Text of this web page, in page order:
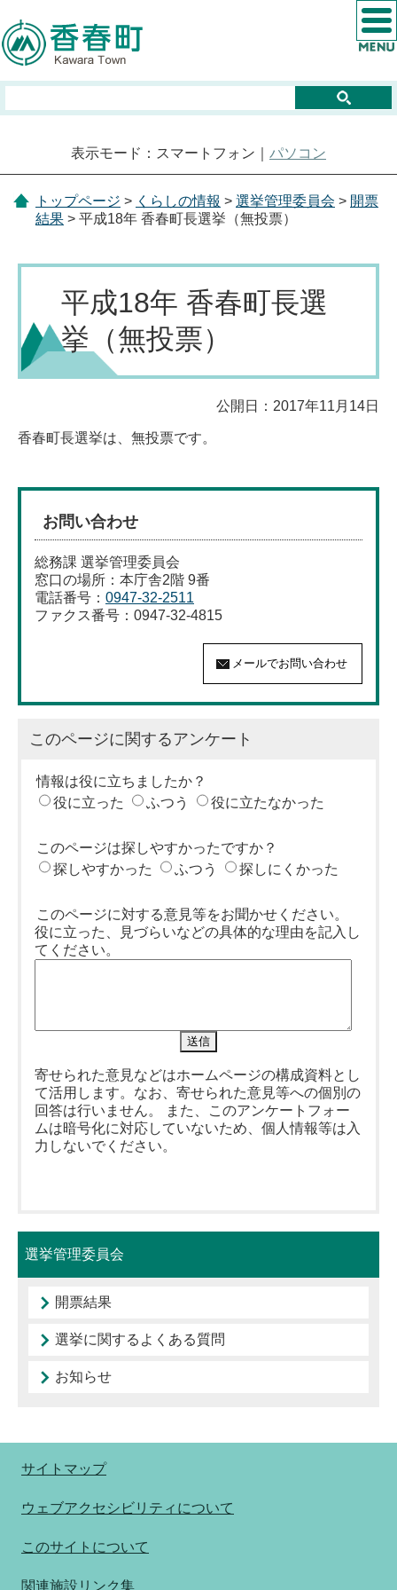
表示モード：スマートフォン｜ パソコン
トップページ > くらしの情報 > 選挙管理委員会 > 開票
結果 > 平成18年 香春町長選挙（無投票）
平成18年 香春町長選
挙（無投票）
公開日：2017年11月14日
香春町長選挙は、無投票です。
お問い合わせ
総務課 選挙管理委員会
窓口の場所：本庁舎2階 9番
電話番号： 0947-32-2511
ファクス番号：0947-32-4815
このページに関するアンケート
情報は役に立ちましたか？
役に立った
ふつう 役に立たなかった
このページは探しやすかったですか？
探しやすかった
ふつう 探しにくかった
このページに対する意見等をお聞かせください。
役に立った、見づらいなどの具体的な理由を記入し
てください。
寄せられた意見などはホームページの構成資料とし
て活用します。なお、寄せられた意見等への個別の
回答は行いません。 また、このアンケートフォー
ムは暗号化に対応していないため、個人情報等は入
力しないでください。
選挙管理委員会
開票結果
選挙に関するよくある質問
お知らせ
サイトマップ
ウェブアクセシビリティについて
このサイトについて
関連施設リンク集